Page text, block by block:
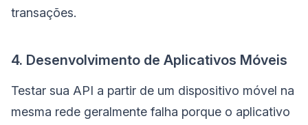
transações.
4. Desenvolvimento de Aplicativos Móveis
Testar sua API a partir de um dispositivo móvel na
mesma rede geralmente falha porque o aplicativo